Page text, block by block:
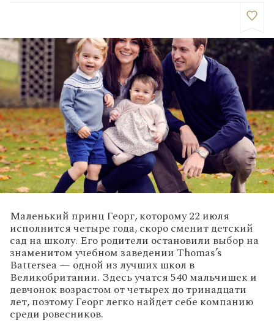
Маленький принц Георг, которому 22 июля
исполнится четыре года, скоро сменит детский
сад на школу. Его родители остановили выбор на
знаменитом учебном заведении Thomas’s
Battersea — одной из лучших школ в
Великобритании. Здесь учатся 540 мальчишек и
девчонок возрастом от четырех до тринадцати
лет, поэтому Георг легко найдет себе компанию
среди ровесников.